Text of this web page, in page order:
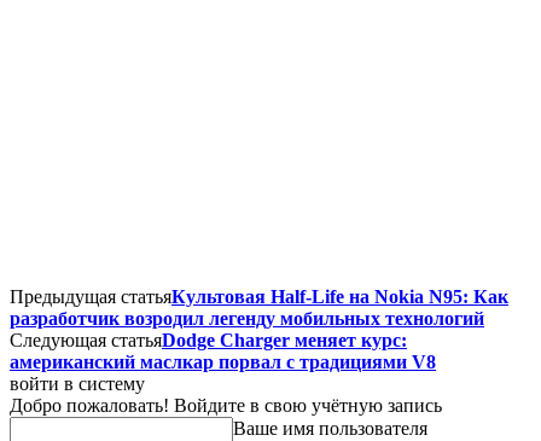
Предыдущая статьяКультовая Half-Life на Nokia N95: Как
разработчик возродил легенду мобильных технологий
Следующая статьяDodge Charger меняет курс:
американский маслкар порвал с традициями V8
войти в систему
Добро пожаловать! Войдите в свою учётную запись
Ваше имя пользователя